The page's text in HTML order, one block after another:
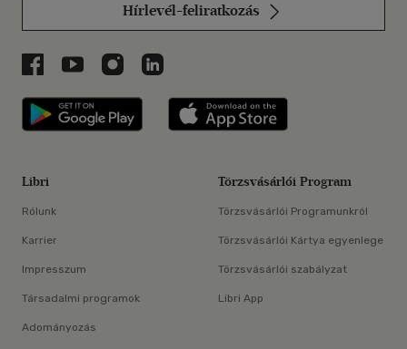
Hírlevél-feliratkozás
Libri a Facebookon
Libri a Youtube-on
Libri az Instagramon
Libri a LinkedInen
Libri applikáció Szerezd meg: Google
Libri
Rólunk
Karrier
Impresszum
Társadalmi programok
Adományozás
Törzsvásárlói Program
Törzsvásárlói Programunkról
Törzsvásárlói Kártya egyenlege
Törzsvásárlói szabályzat
Libri App